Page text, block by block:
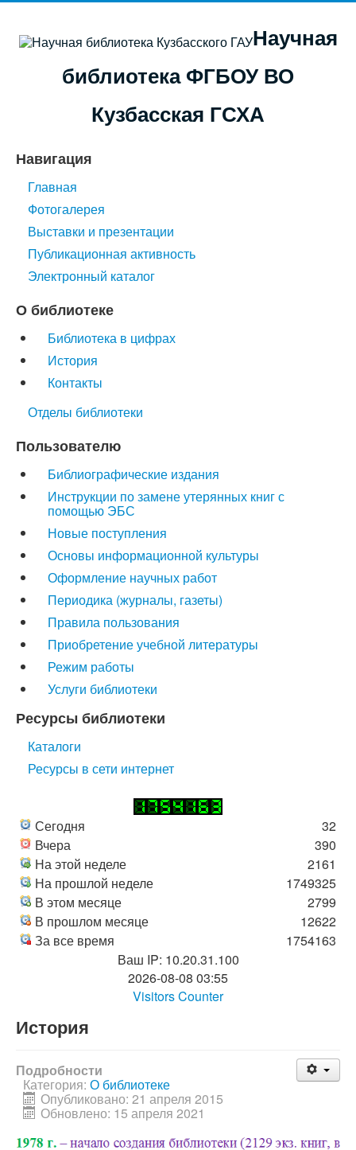
Научная
библиотека ФГБОУ ВО
Кузбасская ГСХА
Навигация
Главная
Фотогалерея
Выставки и презентации
Публикационная активность
Электронный каталог
О библиотеке
Библиотека в цифрах
История
Контакты
Отделы библиотеки
Пользователю
Библиографические издания
Инструкции по замене утерянных книг с
помощью ЭБС
Новые поступления
Основы информационной культуры
Оформление научных работ
Периодика (журналы, газеты)
Правила пользования
Приобретение учебной литературы
Режим работы
Услуги библиотеки
Ресурсы библиотеки
Каталоги
Ресурсы в сети интернет
Сегодня
Вчера
На этой неделе
На прошлой неделе
В этом месяце
В прошлом месяце
За все время
32
390
2161
1749325
2799
12622
1754163
Ваш IP: 10.20.31.100
2026-08-08 03:55
Visitors Counter
История
Подробности
Категория: О библиотеке
Опубликовано: 21 апреля 2015
Обновлено: 15 апреля 2021